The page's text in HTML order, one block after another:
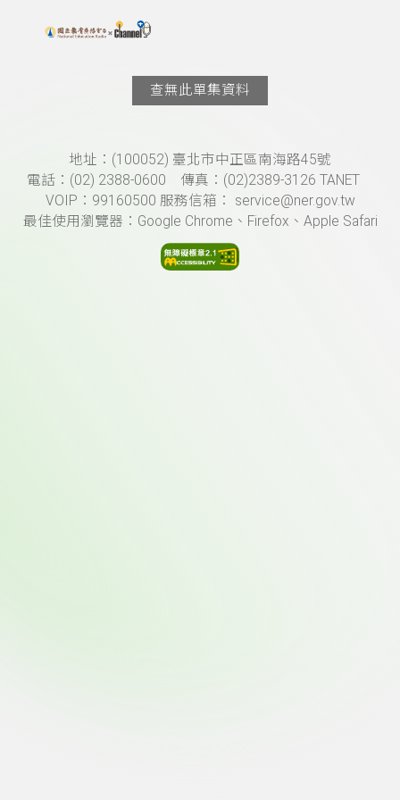
上方功能區塊
搜尋關鍵字：可輸入節目名稱、主持人或關鍵字
查無此單集資料
頁尾資訊地址：(100052) 臺北市中正區南海路45號
電話：(02) 2388-0600 傳真：(02)2389-3126 TANET
VOIP：99160500 服務信箱： service@ner.gov.tw
最佳使用瀏覽器：Google Chrome、Firefox、Apple Safari